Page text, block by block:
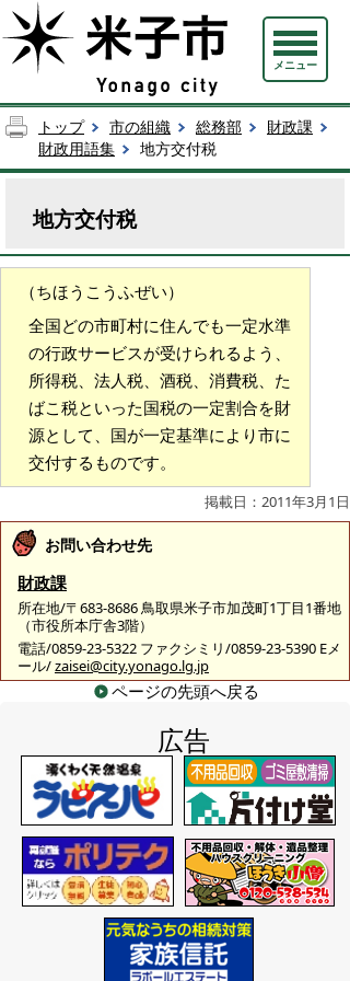
メニュー
トップ 市の組織 総務部
財政課
財政用語集
地方交付税
地方交付税
（ちほうこうふぜい）
全国どの市町村に住んでも一定水準
の行政サービスが受けられるよう、
所得税、法人税、酒税、消費税、た
ばこ税といった国税の一定割合を財
源として、国が一定基準により市に
交付するものです。
掲載日：2011年3月1日
お問い合わせ先
財政課
所在地/〒683-8686 鳥取県米子市加茂町1丁目1番地
（市役所本庁舎3階）
電話/0859-23-5322 ファクシミリ/0859-23-5390 Eメ
ール/zaisei@city.yonago.lg.jp
ページの先頭へ戻る
広告